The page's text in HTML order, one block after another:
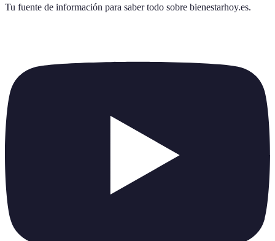
Tu fuente de información para saber todo sobre bienestarhoy.es.